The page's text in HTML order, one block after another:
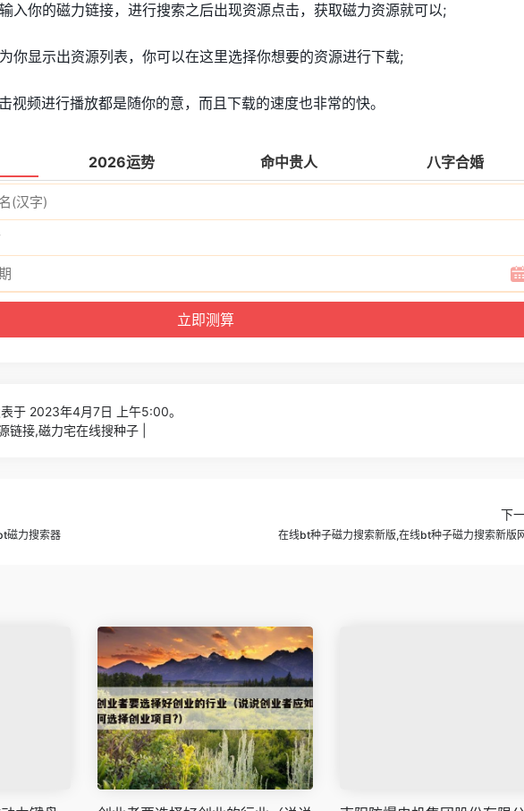
入你的磁力链接，进行搜索之后出现资源点击，获取磁力资源就可以;
你显示出资源列表，你可以在这里选择你想要的资源进行下载;
视频进行播放都是随你的意，而且下载的速度也非常的快。
2026运势 命中贵人 八字合婚
于 2023年4月7日 上午5:00。
链接,磁力宅在线搜种子 |
磁力搜索器
下
在线bt种子磁力搜索新版,在线bt种子磁力搜索新版